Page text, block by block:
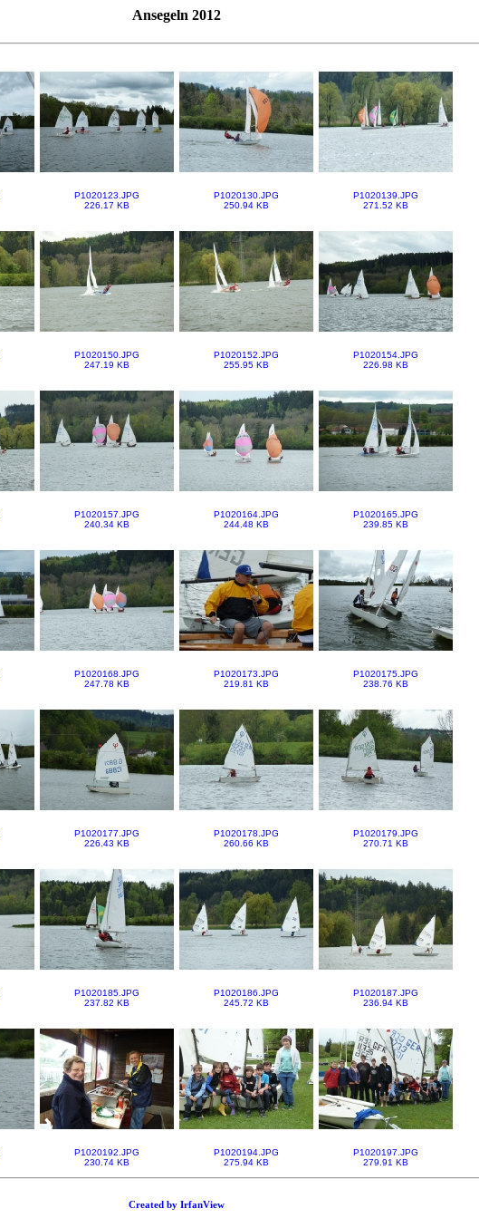
Ansegeln 2012
P1020123.JPG
226.17 KB
P1020130.JPG
250.94 KB
P1020139.JPG
271.52 KB
P1020150.JPG
247.19 KB
P1020152.JPG
255.95 KB
P1020154.JPG
226.98 KB
P1020157.JPG
240.34 KB
P1020164.JPG
244.48 KB
P1020165.JPG
239.85 KB
P1020168.JPG
247.78 KB
P1020173.JPG
219.81 KB
P1020175.JPG
238.76 KB
P1020177.JPG
226.43 KB
P1020178.JPG
260.66 KB
P1020179.JPG
270.71 KB
P1020185.JPG
237.82 KB
P1020186.JPG
245.72 KB
P1020187.JPG
236.94 KB
P1020192.JPG
230.74 KB
P1020194.JPG
275.94 KB
P1020197.JPG
279.91 KB
Created by IrfanView